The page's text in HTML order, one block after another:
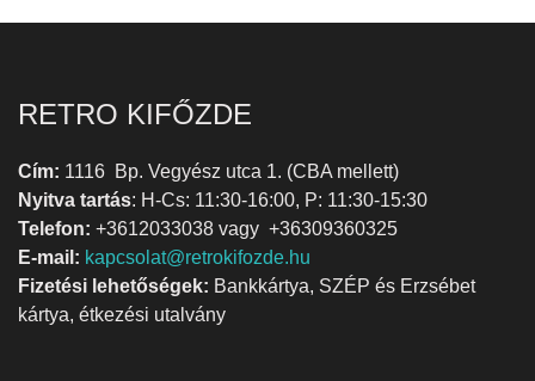
RETRO KIFŐZDE
Cím: 1116 Bp. Vegyész utca 1. (CBA mellett)
Nyitva tartás: H-Cs: 11:30-16:00, P: 11:30-15:30
Telefon: +3612033038 vagy +36309360325
E-mail: kapcsolat@retrokifozde.hu
Fizetési lehetőségek: Bankkártya, SZÉP és Erzsébet
kártya, étkezési utalvány